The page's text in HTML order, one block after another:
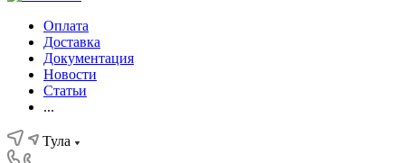
Оплата
Доставка
Документация
Новости
Статьи
...
Тула